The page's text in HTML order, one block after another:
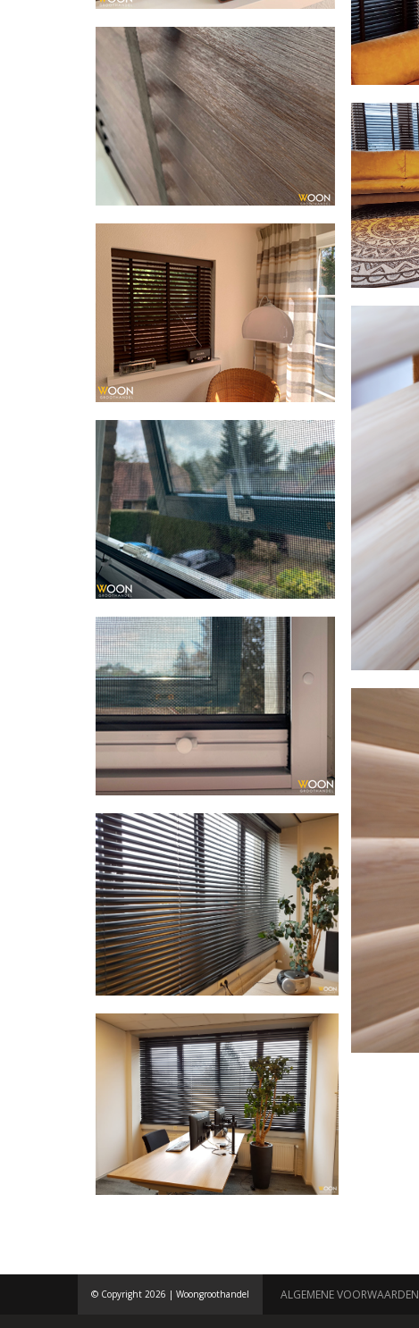
© Copyright 2026 | Woongroothandel ALGEMENE VOORWAARDEN